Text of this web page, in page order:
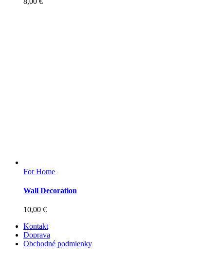
For Home
Wall Decoration
10,00 €
Kontakt
Doprava
Obchodné podmienky